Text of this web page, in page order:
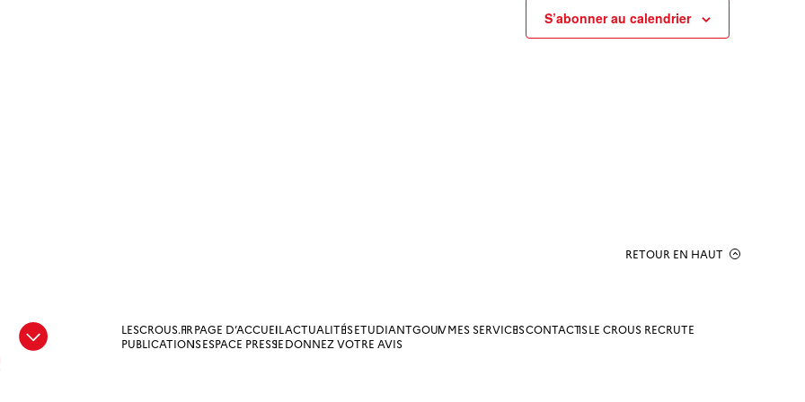
S’abonner au calendrier
LESCROUS.FRPAGE D’ACCUEIL ACTUALITÉSETUDIANTGOUVMES SERVICESCONTACTSLE CROUS RECRUTE
PUBLICATIONSESPACE PRESSEDONNEZ VOTRE AVIS
RETOUR EN HAUT